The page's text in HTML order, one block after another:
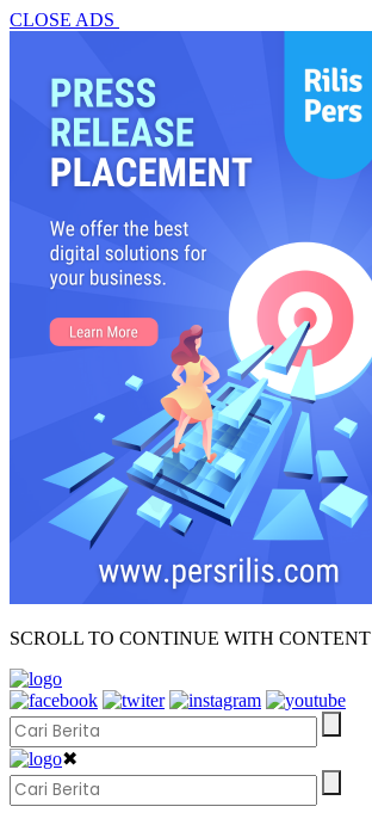
CLOSE ADS
SCROLL TO CONTINUE WITH CONTENT
✖